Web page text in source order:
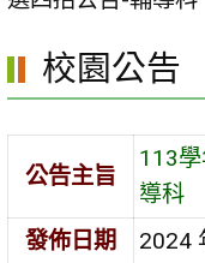
內
區
校園公告
公告主旨
113
導科
發佈日期
2024